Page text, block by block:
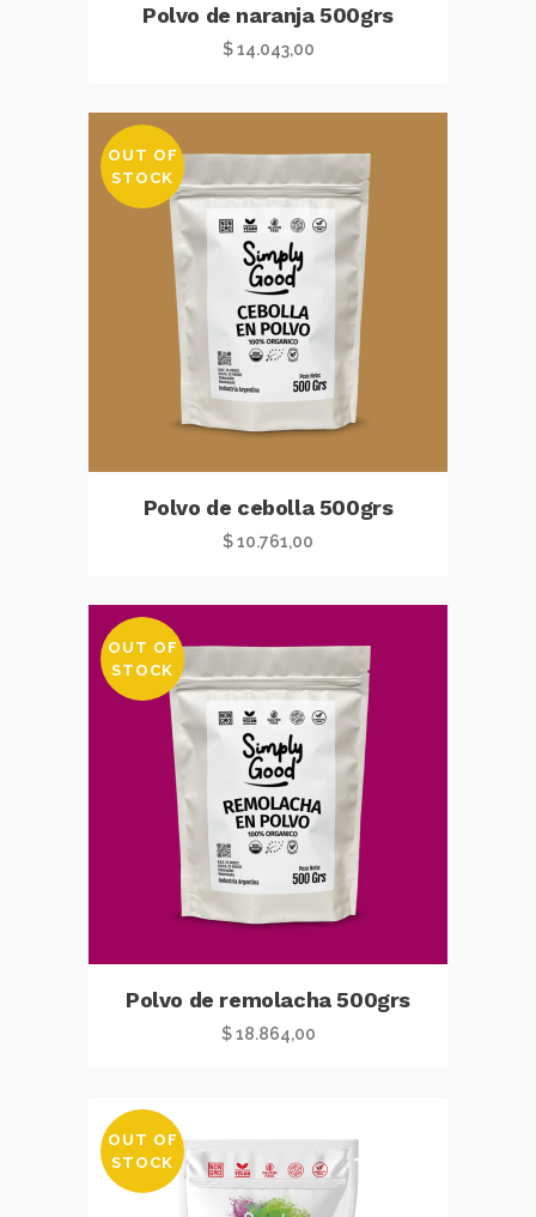
Polvo de naranja 500grs
$14.043,00
OUT OF
STOCK
Polvo de cebolla 500grs
$10.761,00
OUT OF
STOCK
Polvo de remolacha 500grs
$18.864,00
OUT OF
STOCK